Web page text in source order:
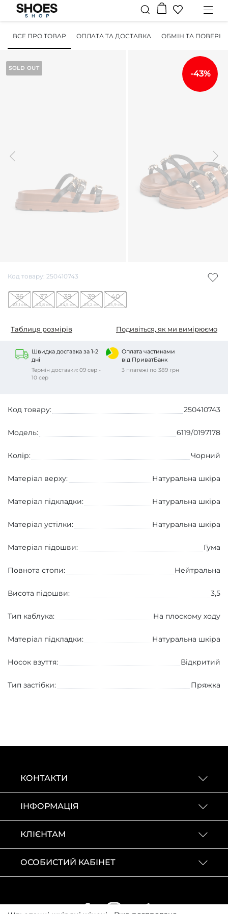
ВСЕ ПРО ТОВАР ОПЛАТА ТА ДОСТАВКА ОБМІН ТА
-43%
SOLD OUT
Код товару: 250410743
36
23,1 см
37
23,8 см
38
24,5 см
39
25,2 см
40
25,9 см
Таблиця розмірів Подивіться, як ми вимірюємо
Швидка доставка за 1-2
дні
Термін доставки: 09 сер -
10 сер
Оплата частинами
від ПриватБанк
3 платежі по 389 грн
Код товару: 250410743
Модель: 6119/0197178
Колір: Чорний
Матеріал верху: Натуральна шкіра
Матеріал підкладки: Натуральна шкіра
Матеріал устілки: Натуральна шкіра
Матеріал підошви: Гума
Повнота стопи: Нейтральна
Висота підошви: 3,5
Тип каблука: На плоскому ходу
Матеріал підкладки: Натуральна шкіра
Носок взуття: Вiдкритий
Тип застібки: Пряжка
КОНТАКТИ
ІНФОРМАЦІЯ
КЛІЄНТАМ
ОСОБИСТИЙ КАБІНЕТ